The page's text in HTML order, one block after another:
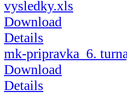
vysledky.xls
Download
Details
mk-pripravka_6.
Download
Details